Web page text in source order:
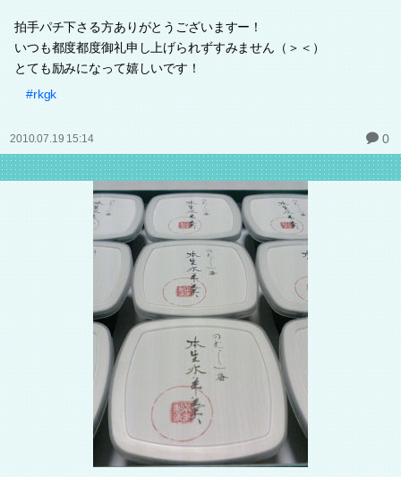
拍手パチ下さる方ありがとうございますー！
いつも都度都度御礼申し上げられずすみません（＞＜）
とても励みになって嬉しいです！
#rkgk
2010.07.19 15:14 0